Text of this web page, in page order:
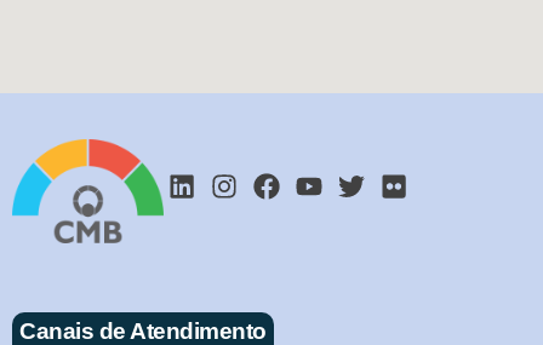
Canais de Atendimento